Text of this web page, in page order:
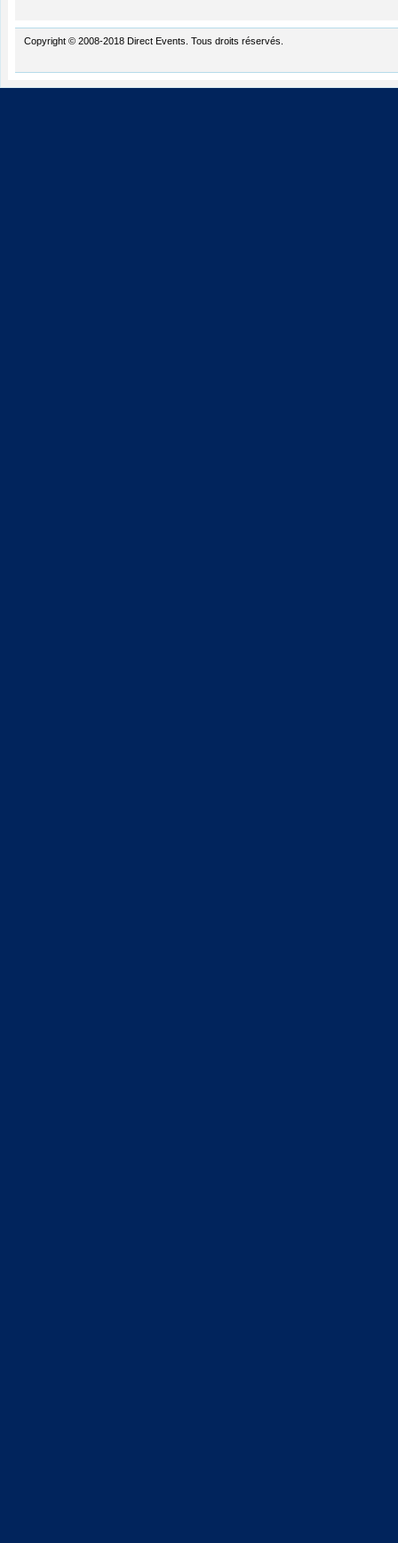
Copyright © 2008-2018 Direct Events. Tous droits réservés.